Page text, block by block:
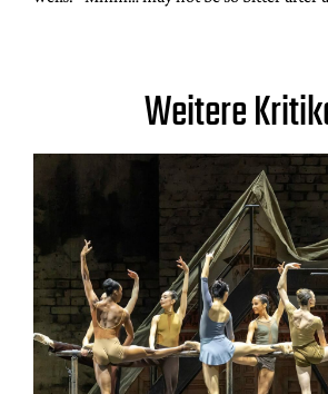
Weitere